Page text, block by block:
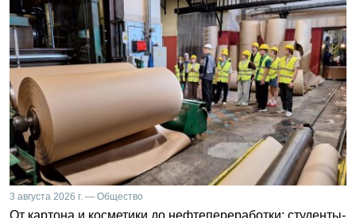
3 августа 2026 г. — Общество
От картона и косметики до нефтепереработки: студенты-